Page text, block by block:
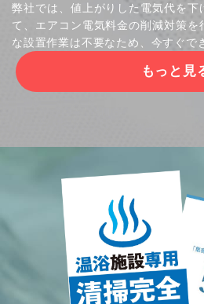
弊社では、値上がりした電気代を下
て、エアコン電気料金の削減対策を
な設置作業は不要なため、今すぐで
もっと見